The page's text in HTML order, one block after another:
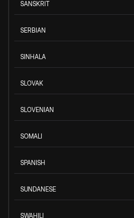
SANSKRIT
SERBIAN
SINHALA
SLOVAK
SLOVENIAN
SOMALI
SPANISH
SUNDANESE
SWAHILI